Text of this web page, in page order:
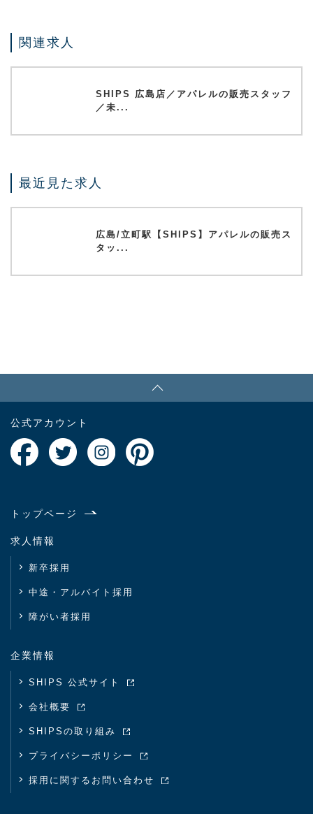
関連求人
SHIPS 広島店／アパレルの販売スタッフ
／未...
最近見た求人
広島/立町駅【SHIPS】アパレルの販売ス
タッ...
公式アカウント
トップページ
求人情報
新卒採用
中途・アルバイト採用
障がい者採用
企業情報
SHIPS 公式サイト
会社概要
SHIPSの取り組み
プライバシーポリシー
採用に関するお問い合わせ